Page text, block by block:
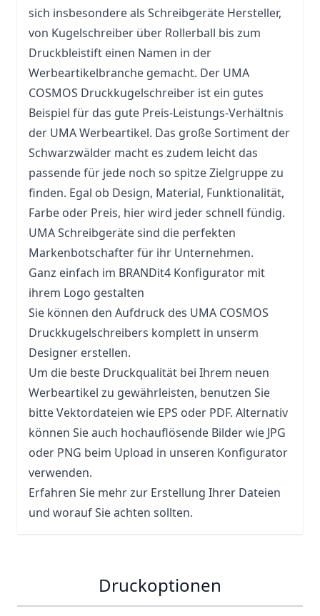
sich insbesondere als Schreibgeräte Hersteller,
von Kugelschreiber über Rollerball bis zum
Druckbleistift einen Namen in der
Werbeartikelbranche gemacht. Der UMA
COSMOS Druckkugelschreiber ist ein gutes
Beispiel für das gute Preis-Leistungs-Verhältnis
der UMA Werbeartikel. Das große Sortiment der
Schwarzwälder macht es zudem leicht das
passende für jede noch so spitze Zielgruppe zu
finden. Egal ob Design, Material, Funktionalität,
Farbe oder Preis, hier wird jeder schnell fündig.
UMA Schreibgeräte sind die perfekten
Markenbotschafter für ihr Unternehmen.
Ganz einfach im BRANDit4 Konfigurator mit
ihrem Logo gestalten
Sie können den Aufdruck des UMA COSMOS
Druckkugelschreibers komplett in unserm
Designer erstellen.
Um die beste Druckqualität bei Ihrem neuen
Werbeartikel zu gewährleisten, benutzen Sie
bitte Vektordateien wie EPS oder PDF. Alternativ
können Sie auch hochauflösende Bilder wie JPG
oder PNG beim Upload in unseren Konfigurator
verwenden.
Erfahren Sie mehr zur Erstellung Ihrer Dateien
und worauf Sie achten sollten.
Druckoptionen